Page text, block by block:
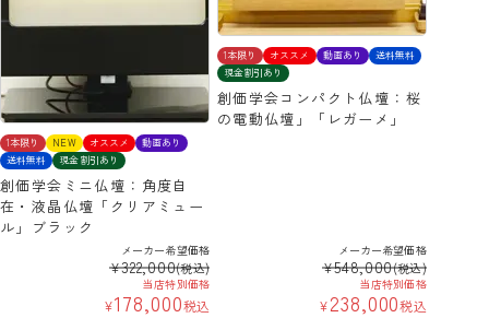
1本限り NEW オススメ
動画あり
送料無料
現金割引あり
創価学会ミニ仏壇：角度自
在・液晶仏壇「クリアミュー
ル」ブラック
メーカー希望価格
¥322,000(税込)
当店特別価格
¥178,000税込
1本限り オススメ 動画あり
送料無料
現金割引あり
創価学会コンパクト仏壇：桜
の電動仏壇」「レガーメ」
メーカー希望価格
¥548,000(税込)
当店特別価格
¥238,000税込